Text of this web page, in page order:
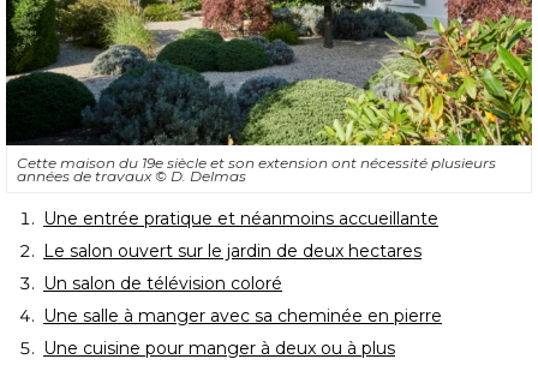
Cette maison du 19e siècle et son extension ont nécessité plusieurs
années de travaux© D. Delmas
Une entrée pratique et néanmoins accueillante
Le salon ouvert sur le jardin de deux hectares
Un salon de télévision coloré
Une salle à manger avec sa cheminée en pierre
Une cuisine pour manger à deux ou à plus